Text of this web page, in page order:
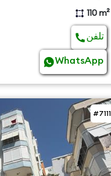
110 m²
تلفن
WhatsApp
#7111